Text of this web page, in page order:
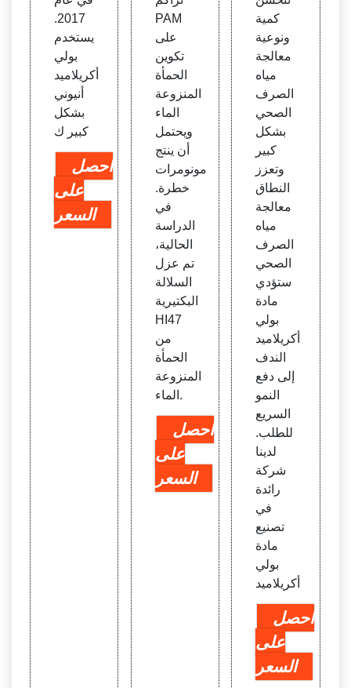
2017.
يستخدم
بولي
أكريلاميد
أنيوني
بشكل
كبير ك
احصل
على
السعر
PAM
على
تكوين
الحمأة
المنزوعة
الماء
ويحتمل
أن ينتج
مونومرات
خطرة.
في
الدراسة
الحالية،
تم عزل
السلالة
البكتيرية
HI47
من
الحمأة
المنزوعة
الماء.
احصل
على
السعر
كمية
ونوعية
معالجة
مياه
الصرف
الصحي
بشكل
كبير
وتعزز
النطاق
معالجة
مياه
الصرف
الصحي
ستؤدي
مادة
بولي
أكريلاميد
الندف
إلى دفع
النمو
السريع
للطلب.
لدينا
شركة
رائدة
في
تصنيع
مادة
بولي
أكريلاميد
احصل
على
السعر